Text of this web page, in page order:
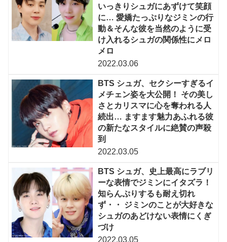
いっきりシュガにあずけて笑顔
に… 愛嬌たっぷりなジミンの行
動＆そんな彼を当然のように受
け入れるシュガの関係性にメロ
メロ
2022.03.06
BTS シュガ、セクシーすぎるイ
メチェン姿を大公開！ その美し
さとカリスマに心を奪われる人
続出… ますます魅力あふれる彼
の新たなスタイルに絶賛の声殺
到
2022.03.05
BTS シュガ、史上最高にラブリ
ーな表情でジミンにイタズラ！
知らんぷりするも耐え切れ
ず・・ ジミンのことが大好きな
シュガのあどけない表情にくぎ
づけ
2022.03.05